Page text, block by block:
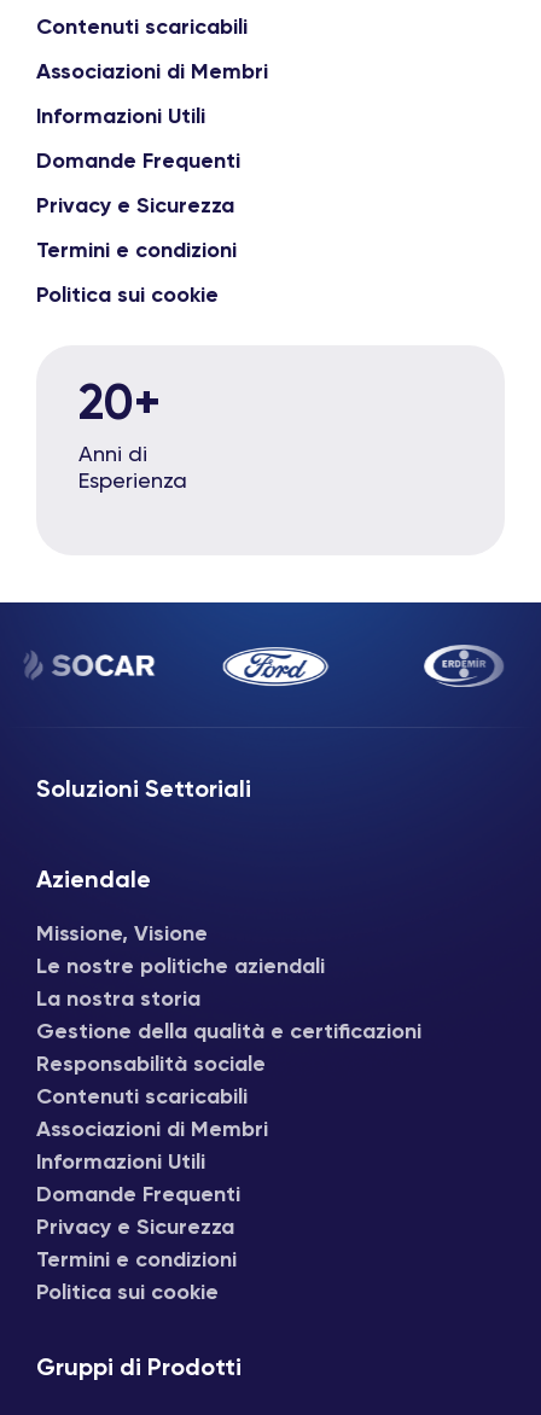
Contenuti scaricabili
Associazioni di Membri
Informazioni Utili
Domande Frequenti
Privacy e Sicurezza
Termini e condizioni
Politica sui cookie
20+
Anni di
Esperienza
Soluzioni Settoriali
Aziendale
Missione, Visione
Le nostre politiche aziendali
La nostra storia
Gestione della qualità e certificazioni
Responsabilità sociale
Contenuti scaricabili
Associazioni di Membri
Informazioni Utili
Domande Frequenti
Privacy e Sicurezza
Termini e condizioni
Politica sui cookie
Gruppi di Prodotti